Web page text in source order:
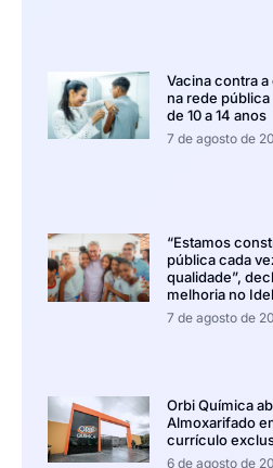
Vacina contra
na rede
de 10 a 14 anos
7 de agosto de
“Estamos
pública cada
qualidade”,
melhoria no
7 de agosto de
Orbi Química
Almoxarifado
currículo
6 de agosto de